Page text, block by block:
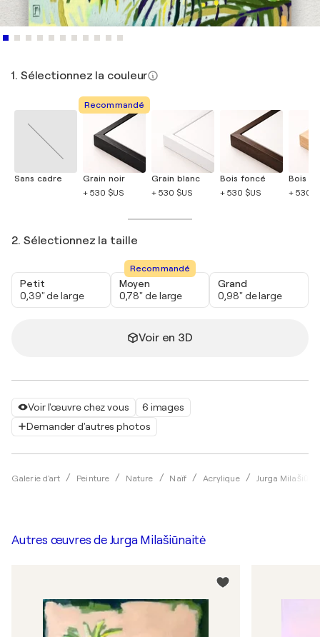
Voir l'œuvre chez vous
6 images
Demander d'autres photos
Galerie d'art Peinture Nature Naïf Acrylique Jurga
1. Sélectionnez la couleur
Sans cadre
Recommandé
Grain noir
+ 530 $US
Grain blanc
+ 530 $US
Bois foncé
+ 530 $US
Bois
+ 530
2. Sélectionnez la taille
Petit
0,39" de large
Recommandé
Moyen
0,78" de large
Grand
0,98" de large
Voir en 3D
Autres œuvres de Jurga Milašiūnaitė